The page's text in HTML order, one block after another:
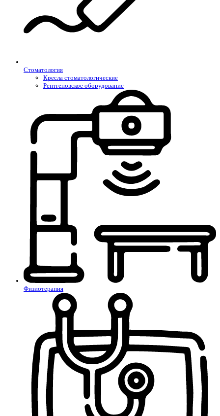
Стоматология
Кресла стоматологические
Рентгеновское оборудование
Физиотерапия